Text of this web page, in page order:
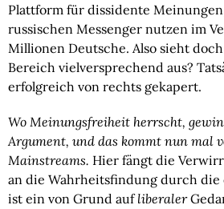
Plattform für dissidente
russischen Messenger nutzen im
Millionen Deutsche. Also sieht
Bereich vielversprechend aus?
erfolgreich von rechts gekapert.
Wo Meinungsfreiheit herrscht,
Argument, und das kommt nun mal
Mainstreams. Hier fängt die
an die Wahrheitsfindung durch die
ist ein von Grund aufliberaler